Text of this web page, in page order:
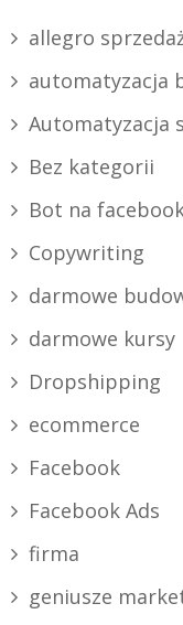
allegro
automatyzacja
Automatyzacja
Bez kategorii
Bot na
Copywriting
darmowe
darmowe kursy
Dropshipping
ecommerce
Facebook
Facebook Ads
firma
geniusze